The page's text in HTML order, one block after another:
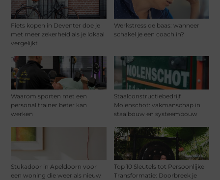
Fiets kopen in Deventer doe je
met meer zekerheid als je lokaal
vergelijkt
Werkstress de baas: wanneer
schakel je een coach in?
Waarom sporten met een
personal trainer beter kan
werken
Staalconstructiebedrijf
Molenschot: vakmanschap in
staalbouw en systeembouw
Stukadoor in Apeldoorn voor
een woning die weer als nieuw
Top 10 Sleutels tot Persoonlijke
Transformatie: Doorbreek je